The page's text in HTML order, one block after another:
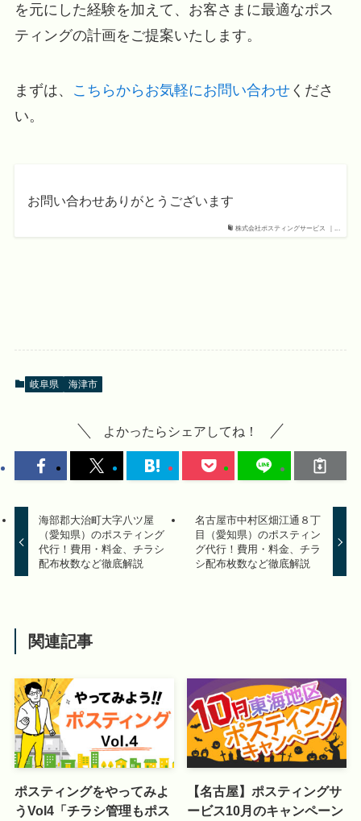
を元にした経験を加えて、お客さまに最適なポス
ティングの計画をご提案いたします。
まずは、 こちらからお気軽にお問い合わせくださ
い。
株式会社ポスティングサービス ｜...
お問い合わせありがとうございます
岐阜県 海津市
よかったらシェアしてね！
海部郡大治町大字八ツ屋
（愛知県）のポスティング
代行！費用・料金、チラシ
配布枚数など徹底解説
名古屋市中村区畑江通８丁
目（愛知県）のポスティン
グ代行！費用・料金、チラ
シ配布枚数など徹底解説
関連記事
ポスティングをやってみよ
うVol4「チラシ管理もポス
【名古屋】ポスティングサ
ービス10月のキャンペーン